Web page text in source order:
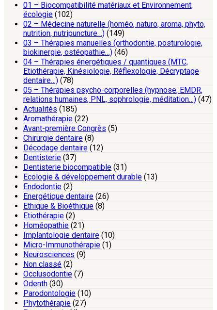
01 – Biocompatibilité matériaux et Environnement,
écologie (102)
02 – Médecine naturelle (homéo, naturo, aroma, phyto,
nutrition, nutripuncture…) (149)
03 – Thérapies manuelles (orthodontie, posturologie,
biokinergie, ostéopathie…) (46)
04 – Thérapies énergétiques / quantiques (MTC,
Etiothérapie, Kinésiologie, Réflexologie, Décryptage
dentaire…) (78)
05 – Thérapies psycho-corporelles (hypnose, EMDR,
relations humaines, PNL, sophrologie, méditation…) (47)
Actualités (185)
Aromathérapie (22)
Avant-première Congrès (5)
Chirurgie dentaire (8)
Décodage dentaire (12)
Dentisterie (37)
Dentisterie biocompatible (31)
Ecologie & développement durable (13)
Endodontie (2)
Energétique dentaire (26)
Ethique & Bioéthique (8)
Etiothérapie (2)
Homéopathie (21)
Implantologie dentaire (10)
Micro-Immunothérapie (1)
Neurosciences (9)
Non classé (2)
Occlusodontie (7)
Odenth (30)
Parodontologie (10)
Phytothérapie (27)